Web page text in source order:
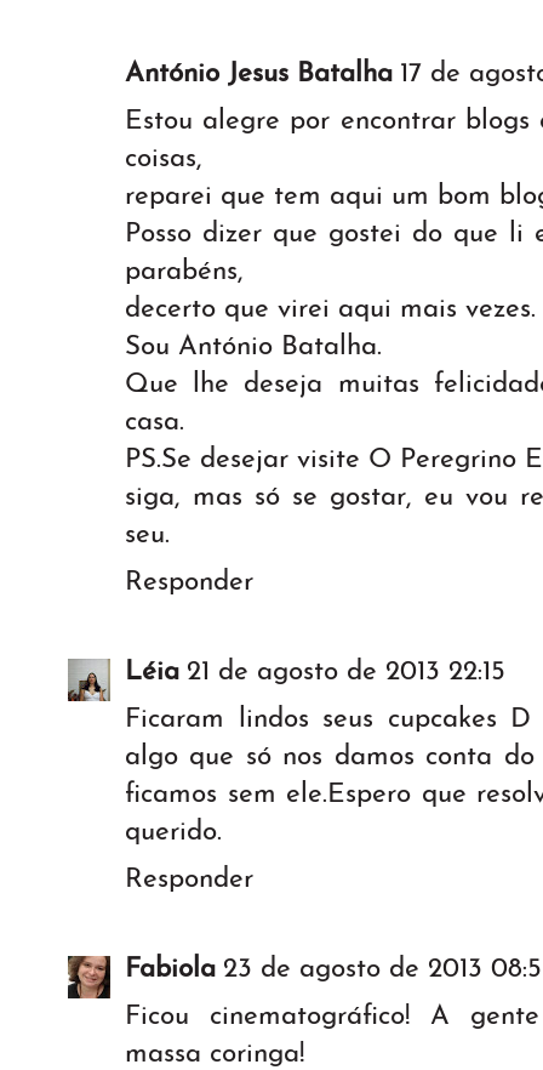
António Jesus Batalha 17 de
Estou alegre por encontrar
coisas,
reparei que tem aqui um bom
Posso dizer que gostei do que li
parabéns,
decerto que virei aqui mais vezes.
Sou António Batalha.
Que lhe deseja muitas
casa.
PS.Se desejar visite O Peregrino
siga, mas só se gostar, eu vou
seu.
Responder
Léia 21 de agosto de 2013 22:15
Ficaram lindos seus cupcakes
algo que só nos damos conta
ficamos sem ele.Espero que
querido.
Responder
Fabiola 23 de agosto de 2013
Ficou cinematográfico! A
massa coringa!